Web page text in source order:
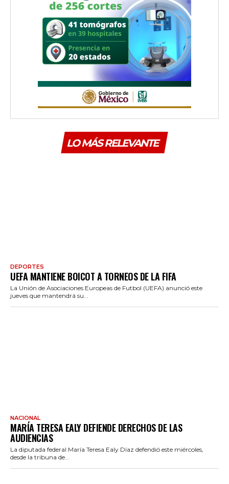
LO MÁS RELEVANTE
DEPORTES
UEFA MANTIENE BOICOT A TORNEOS DE LA FIFA
La Unión de Asociaciones Europeas de Futbol (UEFA) anunció este
jueves que mantendrá su...
NACIONAL
MARÍA TERESA EALY DEFIENDE DERECHOS DE LAS
AUDIENCIAS
La diputada federal María Teresa Ealy Díaz defendió este miércoles,
desde la tribuna de...